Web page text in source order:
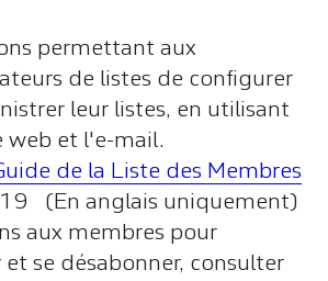
permettant aux
de listes de configurer
leur listes, en utilisant
web et l'e-mail.
de la Liste des Membres
(En anglais uniquement)
aux membres pour
et se désabonner, consulter